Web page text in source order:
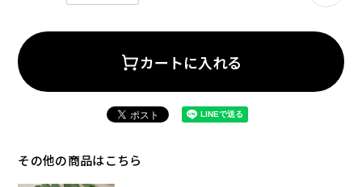
アウトレット 補助食品
カートに入れる
その他の商品はこちら